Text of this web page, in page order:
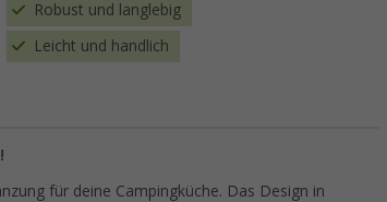
Robust und langlebig
Leicht und handlich
für deine Campingküche. Das Design in